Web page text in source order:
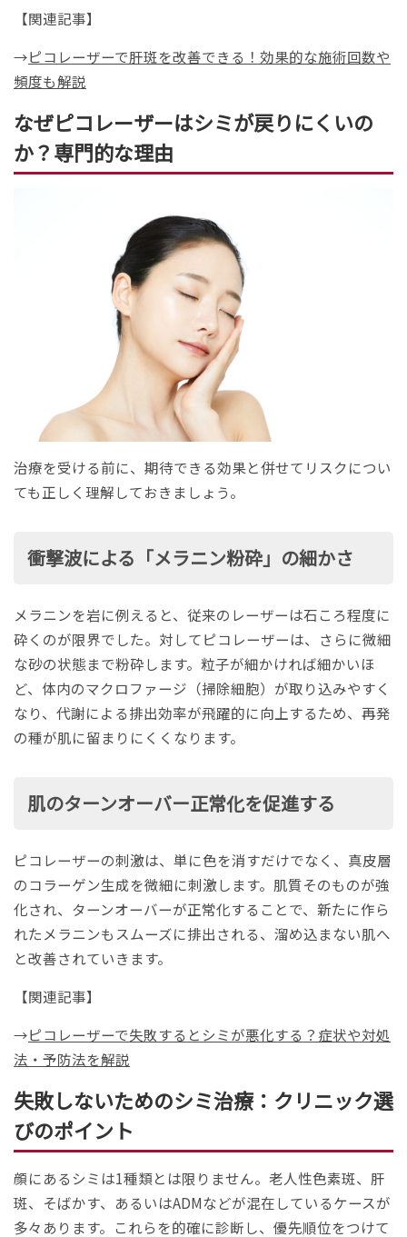
【関連記事】
→ピコレーザーで肝斑を改善できる！効果的な施術回数や
頻度も解説
なぜピコレーザーはシミが戻りにくいの
か？専門的な理由
治療を受ける前に、期待できる効果と併せてリスクについ
ても正しく理解しておきましょう。
衝撃波による「メラニン粉砕」の細かさ
メラニンを岩に例えると、従来のレーザーは石ころ程度に
砕くのが限界でした。対してピコレーザーは、さらに微細
な砂の状態まで粉砕します。粒子が細かければ細かいほ
ど、体内のマクロファージ（掃除細胞）が取り込みやすく
なり、代謝による排出効率が飛躍的に向上するため、再発
の種が肌に留まりにくくなります。
肌のターンオーバー正常化を促進する
ピコレーザーの刺激は、単に色を消すだけでなく、真皮層
のコラーゲン生成を微細に刺激します。肌質そのものが強
化され、ターンオーバーが正常化することで、新たに作ら
れたメラニンもスムーズに排出される、溜め込まない肌へ
と改善されていきます。
【関連記事】
→ピコレーザーで失敗するとシミが悪化する？症状や対処
法・予防法を解説
失敗しないためのシミ治療：クリニック選
びのポイント
顔にあるシミは1種類とは限りません。老人性色素斑、肝
斑、そばかす、あるいはADMなどが混在しているケースが
多々あります。これらを的確に診断し、優先順位をつけて